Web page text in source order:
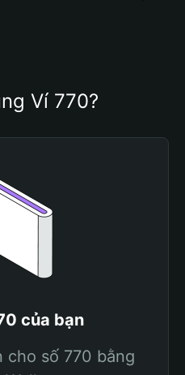
Ví 770?
của bạn
cho số 770 bằng